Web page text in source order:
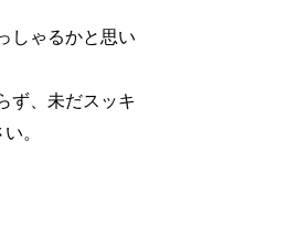
しゃるかと思い
ず、未だスッキ
。